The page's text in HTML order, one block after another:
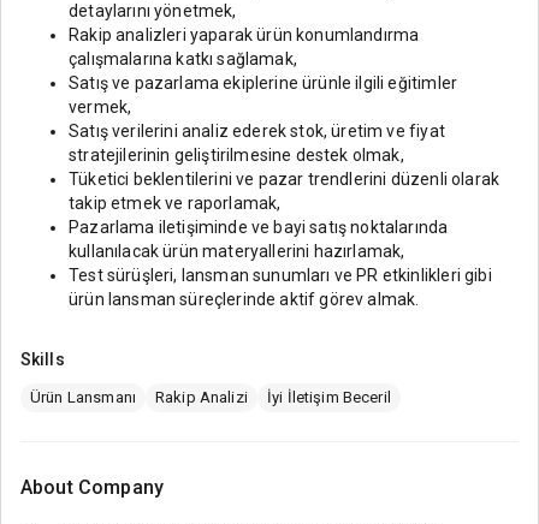
detaylarını yönetmek,
Rakip analizleri yaparak ürün konumlandırma
çalışmalarına katkı sağlamak,
Satış ve pazarlama ekiplerine ürünle ilgili eğitimler
vermek,
Satış verilerini analiz ederek stok, üretim ve fiyat
stratejilerinin geliştirilmesine destek olmak,
Tüketici beklentilerini ve pazar trendlerini düzenli olarak
takip etmek ve raporlamak,
Pazarlama iletişiminde ve bayi satış noktalarında
kullanılacak ürün materyallerini hazırlamak,
Test sürüşleri, lansman sunumları ve PR etkinlikleri gibi
ürün lansman süreçlerinde aktif görev almak.
Skills
Ürün Lansmanı Rakip Analizi İyi İletişim Beceril
About Company